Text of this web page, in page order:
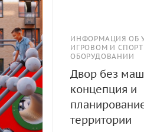
ИНФОРМАЦИЯ ОБ
ИГРОВОМ И
ОБОРУДОВАНИИ
Двор без
концепция и
территории